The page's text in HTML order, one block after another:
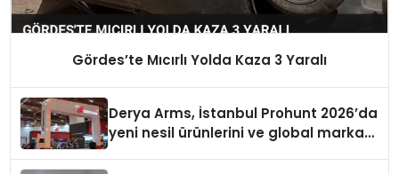
Gördes’te Mıcırlı Yolda Kaza 3 Yaralı
Derya Arms, İstanbul Prohunt 2026’da
yeni nesil ürünlerini ve global marka